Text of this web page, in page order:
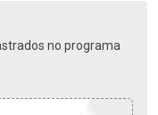
no programa